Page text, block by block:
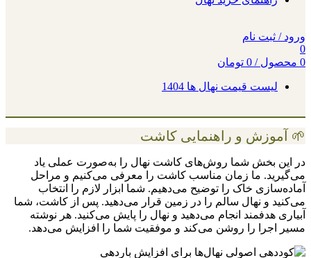
ورود / ثبت نام
0
0 محصول /
0 تومان
لیست قیمت نهال ها 1404
🌱 آموزش و راهنمایی کاشت
در این بخش شما روش‌های کاشت نهال را به‌صورت عملی یاد
می‌گیرید. ما زمان مناسب کاشت را معرفی می‌کنیم و مراحل
آماده‌سازی خاک را توضیح می‌دهیم. شما ابزار لازم را انتخاب
می‌کنید و نهال سالم را در زمین قرار می‌دهید. پس از کاشت، شما
آبیاری هدفمند انجام می‌دهید و نهال را پایش می‌کنید. هر نوشته
مسیر اجرا را روشن می‌کند و موفقیت شما را افزایش می‌دهد.